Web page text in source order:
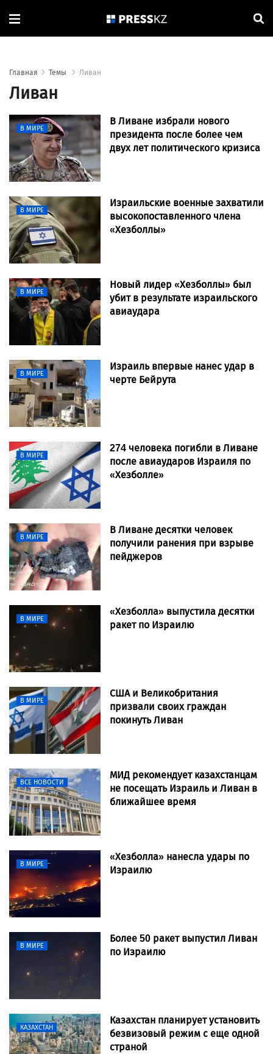
Главная Темы Ливан
Ливан
В МИРЕ
В Ливане избрали нового
президента после более чем
двух лет политического кризиса
В МИРЕ
Израильские военные захватили
высокопоставленного члена
«Хезболлы»
В МИРЕ
Новый лидер «Хезболлы» был
убит в результате израильского
авиаудара
В МИРЕ
Израиль впервые нанес удар в
черте Бейрута
В МИРЕ
274 человека погибли в Ливане
после авиаударов Израиля по
«Хезболле»
В МИРЕ
В Ливане десятки человек
получили ранения при взрыве
пейджеров
В МИРЕ
«Хезболла» выпустила десятки
ракет по Израилю
В МИРЕ
США и Великобритания
призвали своих граждан
покинуть Ливан
ВСЕ НОВОСТИ
МИД рекомендует казахстанцам
не посещать Израиль и Ливан в
ближайшее время
В МИРЕ
«Хезболла» нанесла удары по
Израилю
В МИРЕ
Более 50 ракет выпустил Ливан
по Израилю
КАЗАХСТАН
Казахстан планирует установить
безвизовый режим с еще одной
страной